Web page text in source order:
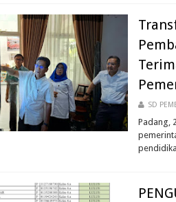
SD
Padang,